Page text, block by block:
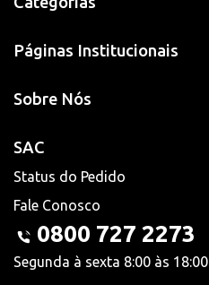
Páginas Institucionais
Sobre Nós
SAC
Status do Pedido
Fale Conosco
0800 727 2273
Segunda à sexta 8:00 às 18:00